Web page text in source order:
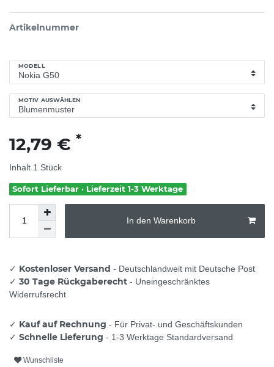
Artikelnummer
MODELL
MOTIV AUSWÄHLEN
12,79 € *
Inhalt 1 Stück
Sofort Lieferbar · Lieferzeit 1-3 Werktage
In den Warenkorb
✓ Kostenloser Versand - Deutschlandweit mit Deutsche Post
✓ 30 Tage Rückgaberecht - Uneingeschränktes
Widerrufsrecht
✓ Kauf auf Rechnung - Für Privat- und Geschäftskunden
✓ Schnelle Lieferung - 1-3 Werktage Standardversand
Wunschliste